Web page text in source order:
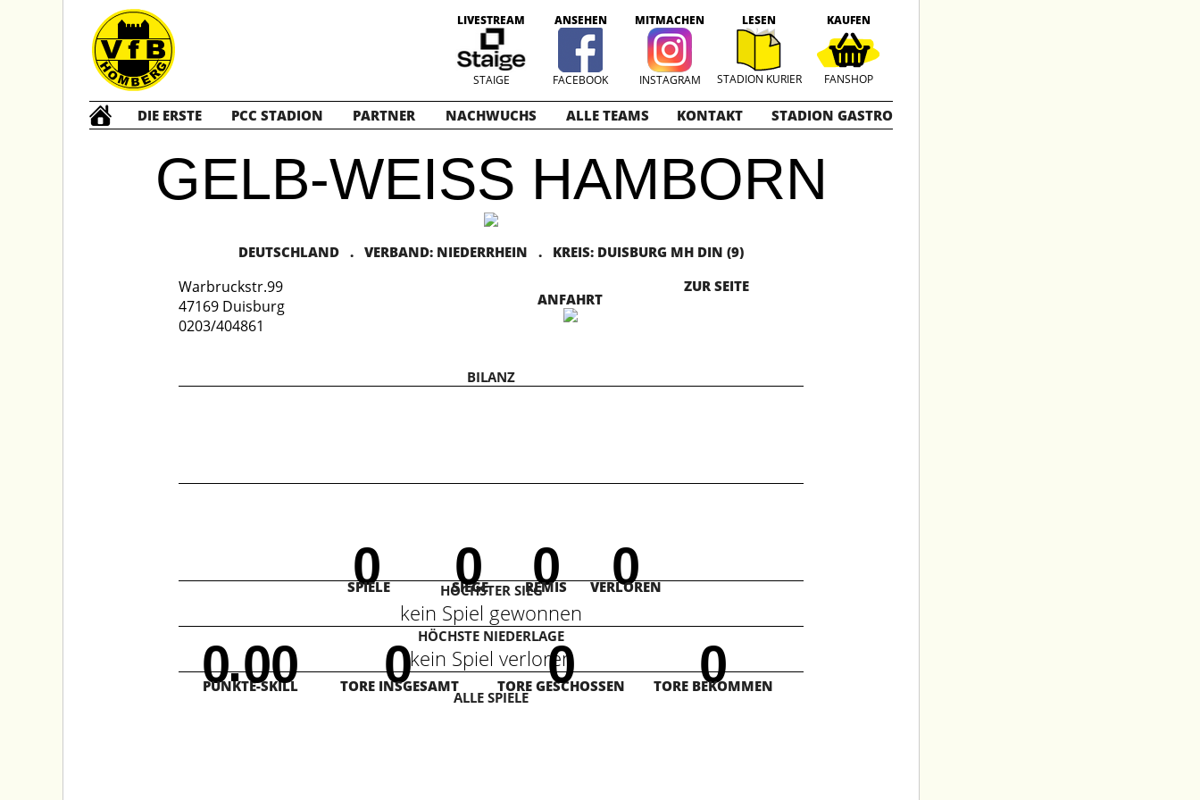
LIVESTREAM
STAIGE
ANSEHEN
FACEBOOK
MITMACHEN
INSTAGRAM
LESEN
STADION KURIER
KAUFEN
FANSHOP
DIE ERSTE PCC STADION PARTNER NACHWUCHS ALLE TEAMS KONTAKT STADION GASTRO
GELB-WEISS HAMBORN
DEUTSCHLAND . VERBAND: NIEDERRHEIN . KREIS: DUISBURG MH DIN (9)
Warbruckstr.99
47169 Duisburg
0203/404861
ANFAHRT
ZUR SEITE
0 0 0 0
SPIELE SIEGE REMIS VERLOREN
0
PUNKTE-SKILL
.00 0
TORE INSGESAMT TORE GESCHOSSEN
0 0
TORE BEKOMMEN
BILANZ
HÖCHSTER SIEG
kein Spiel gewonnen
HÖCHSTE NIEDERLAGE
kein Spiel verloren
ALLE SPIELE